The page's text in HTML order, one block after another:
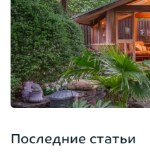
Последние статьи